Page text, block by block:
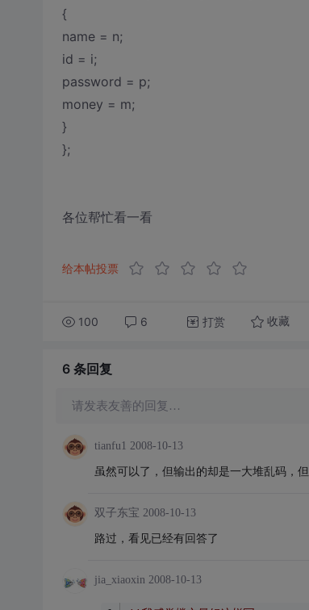
{
name = n;
id = i;
password = p;
money = m;
}
};
各位帮忙看一看
给本帖投票
100 6 打赏 收藏
6 条回复
请发表友善的回复…
tianfu1 2008-10-13
虽然可以了，但输出的却是一大堆乱码，
双子东宝 2008-10-13
路过，看见已经有回答了
jia_xiaoxin 2008-10-13